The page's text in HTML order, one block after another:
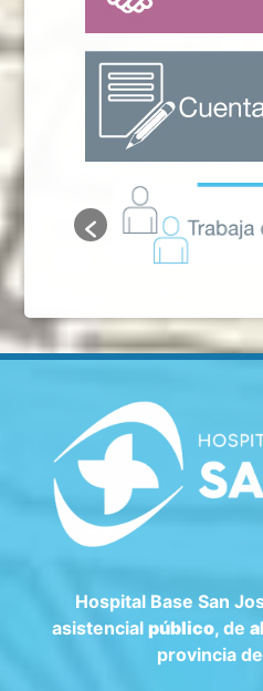
Hospital Base San
asistencial público, de
provincia